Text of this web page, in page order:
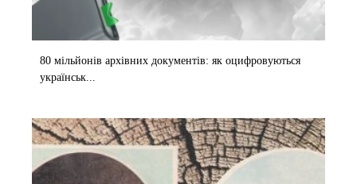
80 мільйонів архівних документів: як оцифровуються
українськ...